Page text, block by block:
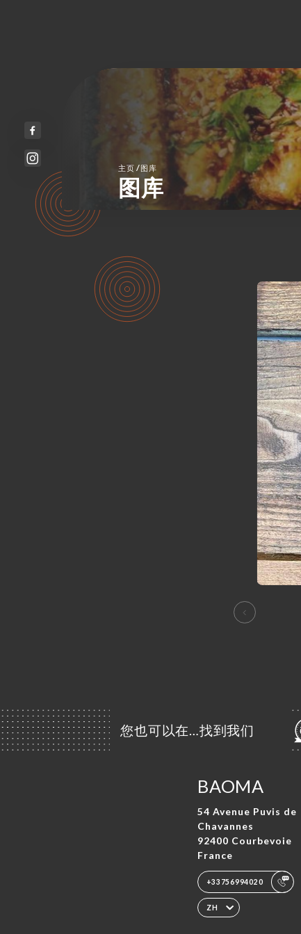
主页/ 图库
图库
您也可以在…找到我们
BAOMA
54 Avenue Puvis de
Chavannes
92400 Courbevoie
France
+33756994020
ZH